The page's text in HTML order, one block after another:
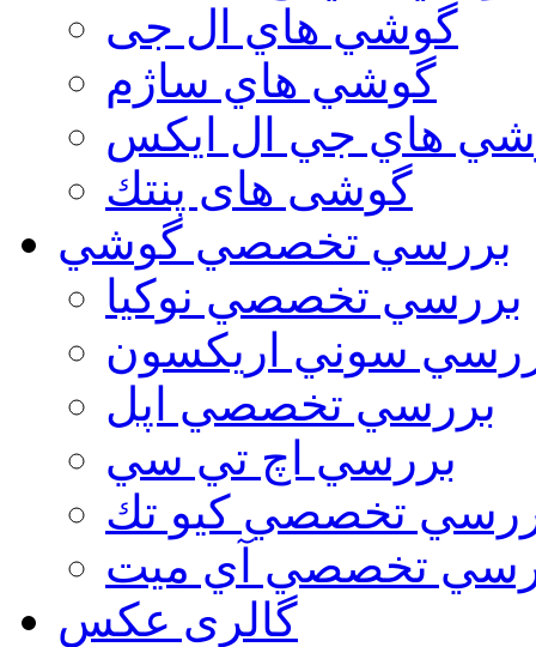
گوشي هاي ال جی
گوشي هاي ساژم
هاي جي ال ايكس
گوشی های پنتك
بررسي تخصصي گوشي
بررسي تخصصي نوكيا
سوني اريكسون
بررسي تخصصي اپل
بررسي اچ تي سي
تخصصي كيو تك
تخصصي آي ميت
گالری عکس